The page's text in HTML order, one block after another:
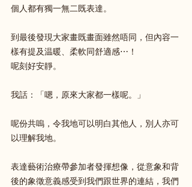
個人都有獨一無二既表達。
到最後發現大家畫既畫面雖然唔同，但內容一
樣有提及温暖、柔軟同舒適感⋯！
呢刻好安靜。
我話：「嗯，原來大家都一樣呢。」
呢份共嗚，令我地可以明白其他人，別人亦可
以理解我地。
表達藝術治療帶參加者發揮想像，從意象和背
後的象徵意義感受到我們跟世界的連結，我們